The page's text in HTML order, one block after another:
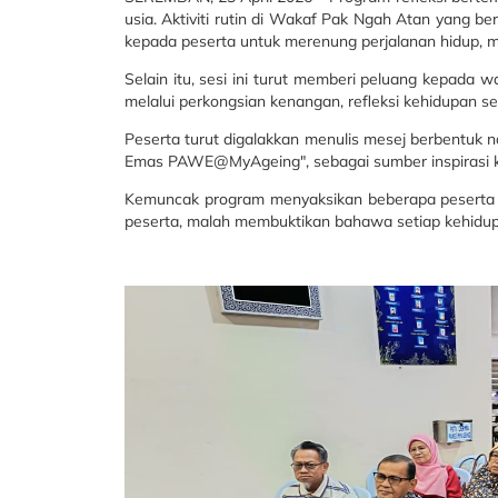
usia. Aktiviti rutin di Wakaf Pak Ngah Atan yang
kepada peserta untuk merenung perjalanan hidup,
Selain itu, sesi ini turut memberi peluang kepada
melalui perkongsian kenangan, refleksi kehidupan
Peserta turut digalakkan menulis mesej berbentuk
Emas PAWE@MyAgeing", sebagai sumber inspirasi
Kemuncak program menyaksikan beberapa
peserta, malah membuktikan bahawa setiap